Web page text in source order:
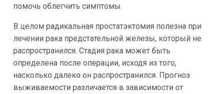
помочь облегчить симптомы.
В целом радикальная простатэктомия полезна при
лечении рака предстательной железы, который не
распространился. Стадия рака может быть
определена после операции, исходя из того,
насколько далеко он распространился. Прогноз
выживаемости различается в зависимости от